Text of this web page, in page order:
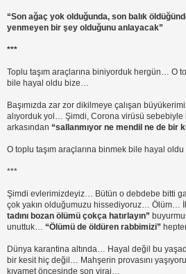
“Son ağaç yok olduğunda, son balık
yenmeyen bir şey olduğunu anlayacak”
***
Toplu taşım araçlarına biniyorduk hergün… O
bile hayal oldu bize…
Başımızda zar zor dikilmeye çalışan
alıyorduk yol… Şimdi, Corona virüsü sebebiyle
arkasından “sallanmıyor ne mendil ne de bir
O toplu taşım araçlarına binmek bile hayal
***
Şimdi evlerimizdeyiz… Bütün o debdebe bitti
çok yakın olduğumuzu hissediyoruz… Ölüm…
tadını bozan ölümü çokça hatırlayın”
unuttuk… “Ölümü de öldüren rabbimizi”
Dünya karantina altında… Hayal değil bu
bir kesit hiç değil… Mahşerin provasını
kıyamet öncesinde son viraj…